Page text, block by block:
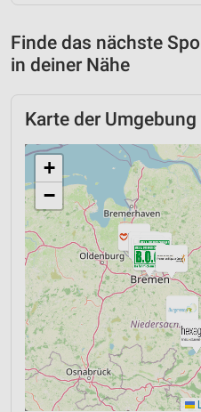
Finde das nächste
in deiner Nähe
Karte der
+
−